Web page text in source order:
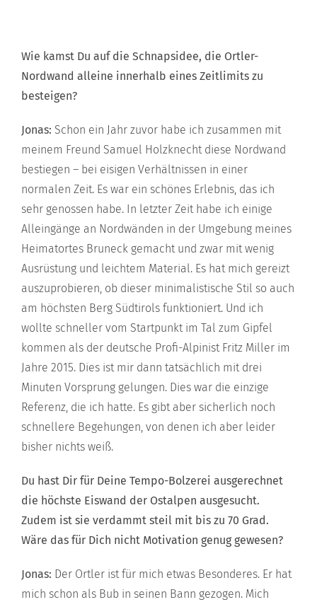
Wie kamst Du auf die Schnapsidee, die Ortler-
Nordwand alleine innerhalb eines Zeitlimits zu
besteigen?
Jonas: Schon ein Jahr zuvor habe ich zusammen mit
meinem Freund Samuel Holzknecht diese Nordwand
bestiegen – bei eisigen Verhältnissen in einer
normalen Zeit. Es war ein schönes Erlebnis, das ich
sehr genossen habe. In letzter Zeit habe ich einige
Alleingänge an Nordwänden in der Umgebung meines
Heimatortes Bruneck gemacht und zwar mit wenig
Ausrüstung und leichtem Material. Es hat mich gereizt
auszuprobieren, ob dieser minimalistische Stil so auch
am höchsten Berg Südtirols funktioniert. Und ich
wollte schneller vom Startpunkt im Tal zum Gipfel
kommen als der deutsche Profi-Alpinist Fritz Miller im
Jahre 2015. Dies ist mir dann tatsächlich mit drei
Minuten Vorsprung gelungen. Dies war die einzige
Referenz, die ich hatte. Es gibt aber sicherlich noch
schnellere Begehungen, von denen ich aber leider
bisher nichts weiß.
Du hast Dir für Deine Tempo-Bolzerei ausgerechnet
die höchste Eiswand der Ostalpen ausgesucht.
Zudem ist sie verdammt steil mit bis zu 70 Grad.
Wäre das für Dich nicht Motivation genug gewesen?
Jonas: Der Ortler ist für mich etwas Besonderes. Er hat
mich schon als Bub in seinen Bann gezogen. Mich